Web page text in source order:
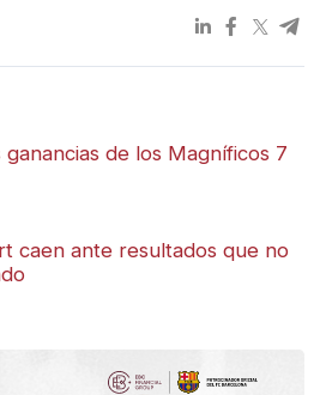
de los Magníficos 7
caen ante resultados que no